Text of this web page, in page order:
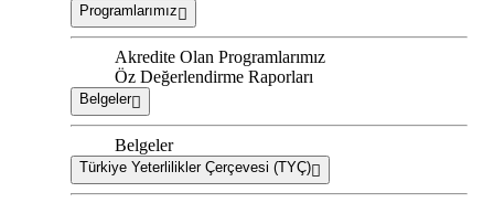
Programlarımız
Akredite Olan Programlarımız
Öz Değerlendirme Raporları
Belgeler
Belgeler
Türkiye Yeterlilikler Çerçevesi (TYÇ)